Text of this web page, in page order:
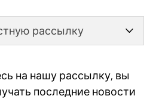
рассылку
на нашу рассылку, вы
последние новости